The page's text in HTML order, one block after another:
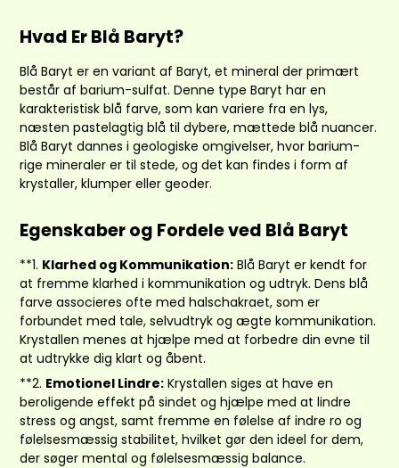
Hvad Er Blå Baryt?
Blå Baryt er en variant af Baryt, et mineral der primært
består af barium-sulfat. Denne type Baryt har en
karakteristisk blå farve, som kan variere fra en lys,
næsten pastelagtig blå til dybere, mættede blå nuancer.
Blå Baryt dannes i geologiske omgivelser, hvor barium-
rige mineraler er til stede, og det kan findes i form af
krystaller, klumper eller geoder.
Egenskaber og Fordele ved Blå Baryt
**1. Klarhed og Kommunikation: Blå Baryt er kendt for
at fremme klarhed i kommunikation og udtryk. Dens blå
farve associeres ofte med halschakraet, som er
forbundet med tale, selvudtryk og ægte kommunikation.
Krystallen menes at hjælpe med at forbedre din evne til
at udtrykke dig klart og åbent.
**2. Emotionel Lindre: Krystallen siges at have en
beroligende effekt på sindet og hjælpe med at lindre
stress og angst, samt fremme en følelse af indre ro og
følelsesmæssig stabilitet, hvilket gør den ideel for dem,
der søger mental og følelsesmæssig balance.